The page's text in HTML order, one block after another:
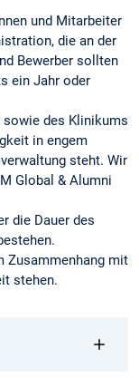
und Mitarbeiter
die an der
Bewerber sollten
ein Jahr oder
des Klinikums
in engem
steht. Wir
Global & Alumni
die Dauer des
Zusammenhang mit
stehen.